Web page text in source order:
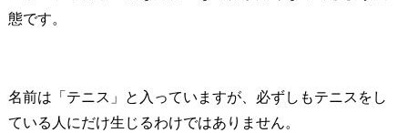
態です。
名前は「テニス」と入っていますが、必ずしもテニスをし
ている人にだけ生じるわけではありません。